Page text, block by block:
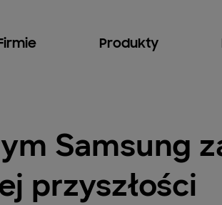
Produkty
Samsung
przyszłości